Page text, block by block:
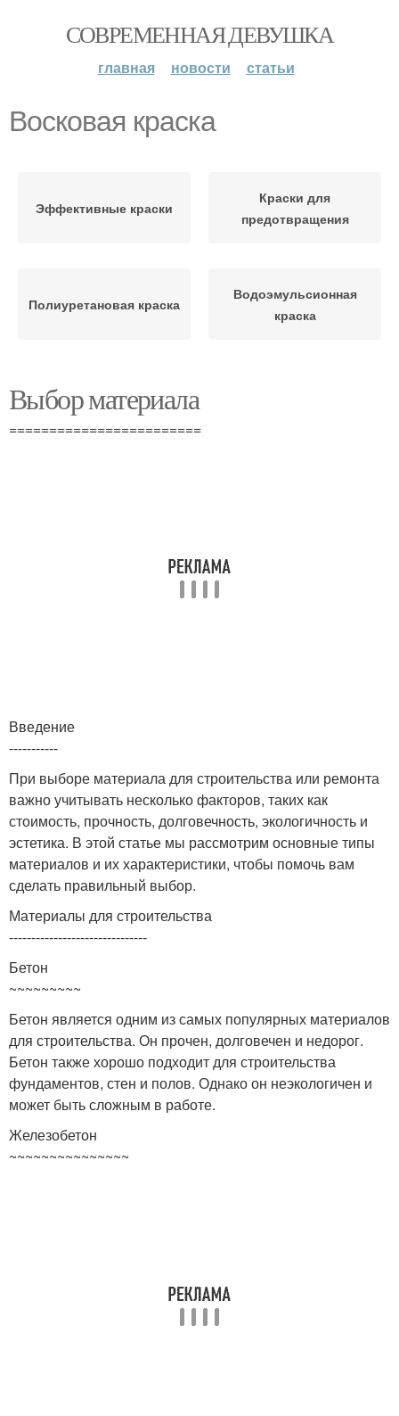
СОВРЕМЕННАЯ ДЕВУШКА
главная новости статьи
Восковая краска
Эффективные краски
Краски для
предотвращения
Полиуретановая краска
Водоэмульсионная
краска
Выбор материала
========================
Введение
-----------
При выборе материала для строительства или ремонта
важно учитывать несколько факторов, таких как
стоимость, прочность, долговечность, экологичность и
эстетика. В этой статье мы рассмотрим основные типы
материалов и их характеристики, чтобы помочь вам
сделать правильный выбор.
Материалы для строительства
-------------------------------
Бетон
~~~~~~~~~
Бетон является одним из самых популярных материалов
для строительства. Он прочен, долговечен и недорог.
Бетон также хорошо подходит для строительства
фундаментов, стен и полов. Однако он неэкологичен и
может быть сложным в работе.
Железобетон
~~~~~~~~~~~~~~~